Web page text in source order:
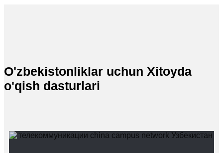
O'zbekistonliklar uchun Xitoyda
o'qish dasturlari